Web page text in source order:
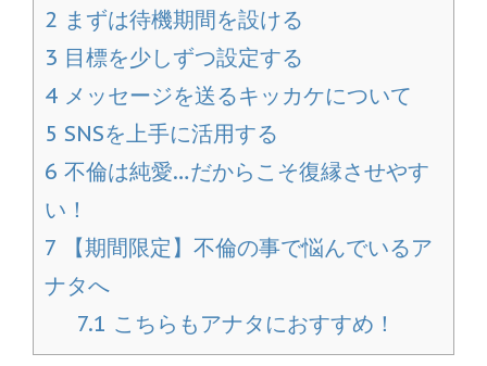
2 まずは待機期間を設ける
3 目標を少しずつ設定する
4 メッセージを送るキッカケについて
5 SNSを上手に活用する
6 不倫は純愛…だからこそ復縁させやす
い！
7 【期間限定】不倫の事で悩んでいるア
ナタへ
7.1 こちらもアナタにおすすめ！